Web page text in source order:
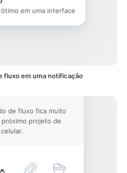
ótimo em uma interface
fluxo em uma notificação
de fluxo fica muito
próximo projeto de